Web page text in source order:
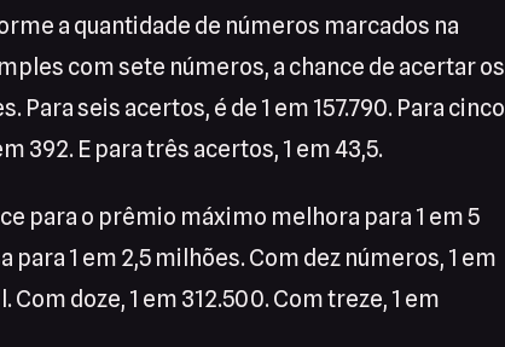
a quantidade de números marcados na
com sete números, a chance de acertar os
Para seis acertos, é de 1 em 157.790. Para cinco
392. E para três acertos, 1 em 43,5.
para o prêmio máximo melhora para 1 em 5
1 em 2,5 milhões. Com dez números, 1 em
Com doze, 1 em 312.500. Com treze, 1 em